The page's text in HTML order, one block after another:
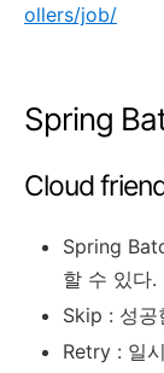
ollers/job/
Spring
Cloud
Spring
할 수 있다.
Skip : 성
Retry : 일